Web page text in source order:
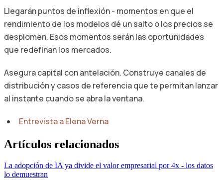
Llegarán puntos de inflexión - momentos en que el
rendimiento de los modelos dé un salto o los precios se
desplomen. Esos momentos serán las oportunidades
que redefinan los mercados.
Asegura capital con antelación. Construye canales de
distribución y casos de referencia que te permitan lanzar
al instante cuando se abra la ventana.
Entrevista a Elena Verna
Artículos relacionados
La adopción de IA ya divide el valor empresarial por 4x - los datos
lo demuestran